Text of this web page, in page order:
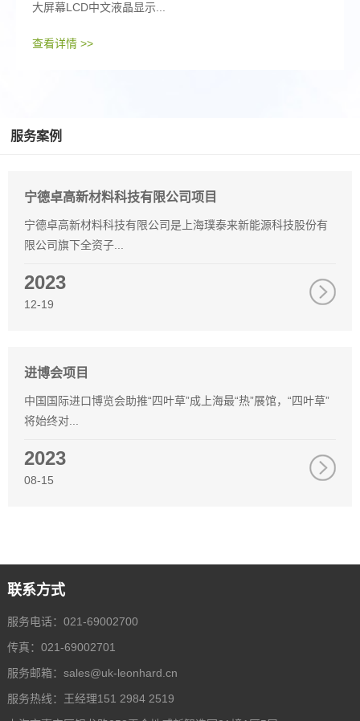
大屏幕LCD中文液晶显示...
查看详情 >>
服务案例
宁德卓高新材料科技有限公司项目
宁德卓高新材料科技有限公司是上海璞泰来新能源科技股份有
限公司旗下全资子...
2023
12-19
进博会项目
中国国际进口博览会助推“四叶草”成上海最“热”展馆，“四叶草”
将始终对...
2023
08-15
联系方式
服务电话：021-69002700
传真：021-69002701
服务邮箱： sales@uk-leonhard.cn
服务热线：王经理151 2984 2519